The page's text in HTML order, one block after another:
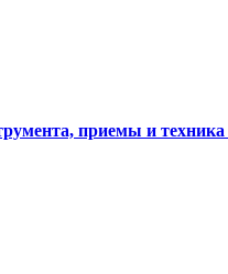
приемы и техника